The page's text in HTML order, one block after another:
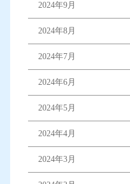
2024年9月
2024年8月
2024年7月
2024年6月
2024年5月
2024年4月
2024年3月